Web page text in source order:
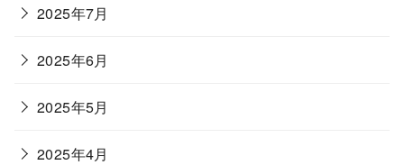
2025年7月
2025年6月
2025年5月
2025年4月